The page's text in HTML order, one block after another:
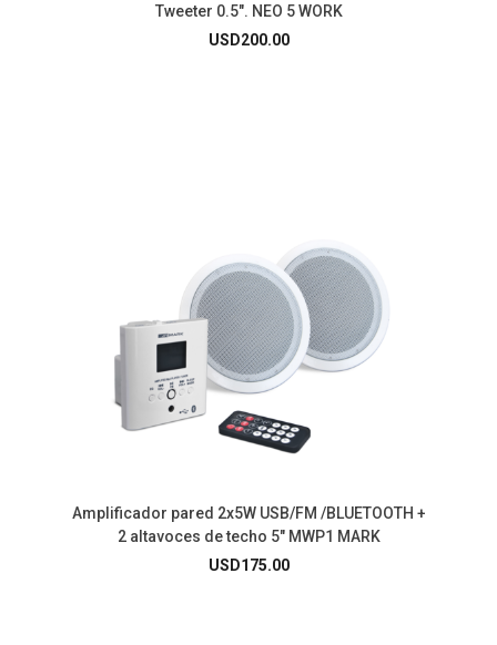
Tweeter 0.5″. NEO 5 WORK
USD200.00
Amplificador pared 2x5W USB/FM /BLUETOOTH +
2 altavoces de techo 5″ MWP1 MARK
USD175.00